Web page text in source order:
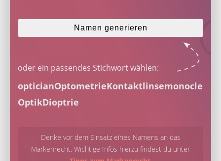
Namen generieren
oder ein passendes Stichwort wählen:
opticianOptometrieKontaktlinsemonocle
OptikDioptrie
Denke vor dem Einsatz eines Namens an das
Markenrecht. Wichtige Infos hierzu findest du unter